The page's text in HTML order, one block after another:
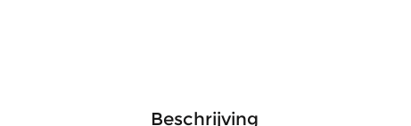
beschrijving